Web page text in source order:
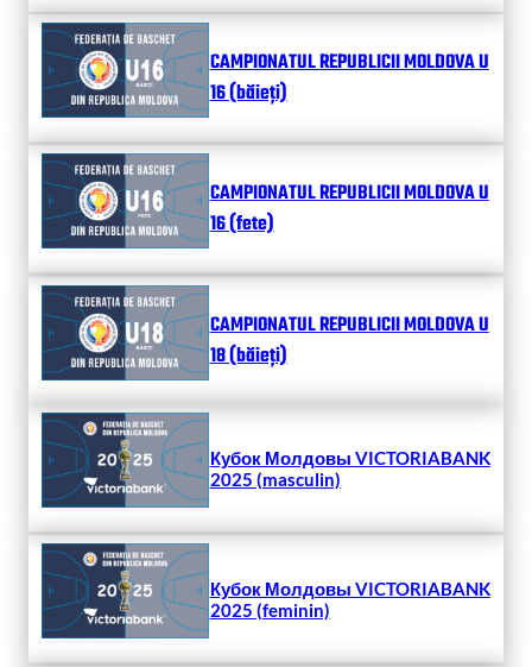
CAMPIONATUL REPUBLICII MOLDOVA U
16 (băieți)
CAMPIONATUL REPUBLICII MOLDOVA U
16 (fete)
CAMPIONATUL REPUBLICII MOLDOVA U
18 (băieți)
Кубок Молдовы VICTORIABANK
2025 (masculin)
Кубок Молдовы VICTORIABANK
2025 (feminin)